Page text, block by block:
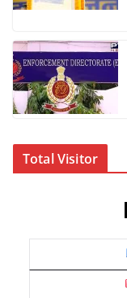
Total Visitor